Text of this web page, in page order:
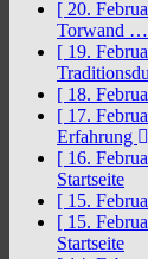
[ 20.
Torwand …
[ 19.
[ 18.
[ 17.
Erfahrung
[ 16.
Startseite
[ 15.
[ 15.
Startseite